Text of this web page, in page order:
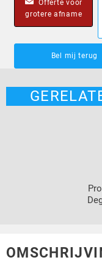
Offerte voor
grotere afname
Bel mij terug